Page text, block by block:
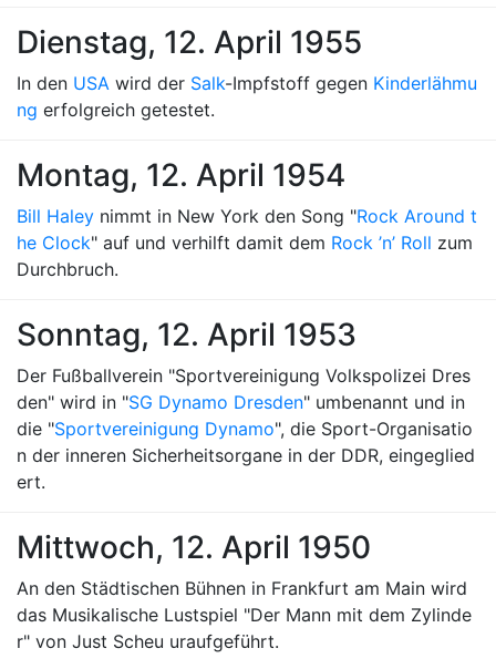
Dienstag, 12. April 1955
In den USA wird der Salk-Impfstoff gegen Kinderlähmu
ng erfolgreich getestet.
Montag, 12. April 1954
Bill Haley nimmt in New York den Song "Rock Around t
he Clock" auf und verhilft damit dem Rock ’n’ Roll zum
Durchbruch.
Sonntag, 12. April 1953
Der Fußballverein "Sportvereinigung Volkspolizei Dres
den" wird in "SG Dynamo Dresden" umbenannt und in
die "Sportvereinigung Dynamo", die Sport-Organisatio
n der inneren Sicherheitsorgane in der DDR, eingeglied
ert.
Mittwoch, 12. April 1950
An den Städtischen Bühnen in Frankfurt am Main wird
das Musikalische Lustspiel "Der Mann mit dem Zylinde
r" von Just Scheu uraufgeführt.